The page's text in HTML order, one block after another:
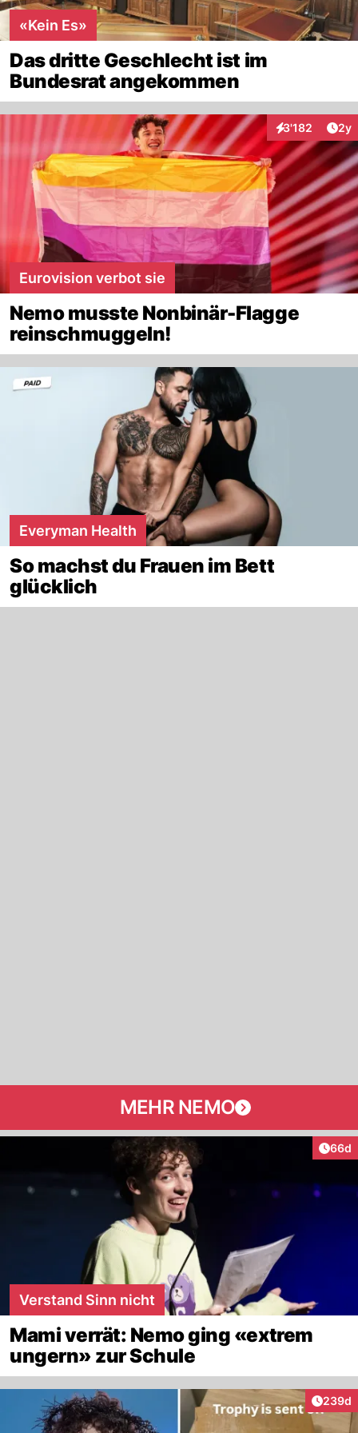
«Kein Es»
Das dritte Geschlecht ist im
Bundesrat angekommen
3'182
Interaktionen2y
Eurovision verbot sie
Nemo musste Nonbinär-Flagge
reinschmuggeln!
Everyman Health
So machst du Frauen im Bett
glücklich
MEHR NEMO
66d
Verstand Sinn nicht
Mami verrät: Nemo ging «extrem
ungern» zur Schule
239d